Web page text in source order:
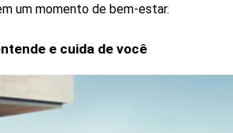
um momento de bem-estar.
e cuida de você